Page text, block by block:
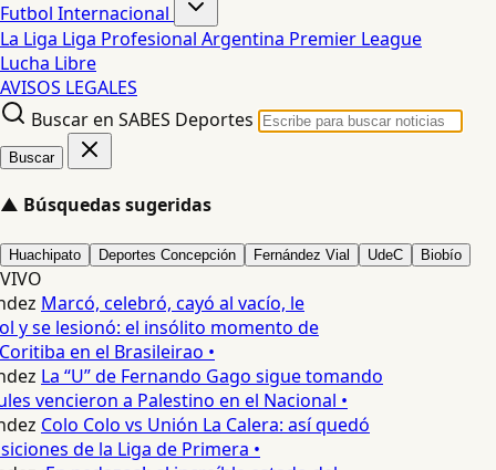
Futbol Internacional
La Liga Liga Profesional Argentina Premier League
Lucha Libre
AVISOS LEGALES
Buscar en SABES Deportes
Buscar
▲ Búsquedas sugeridas
Huachipato Deportes Concepción Fernández Vial UdeC Biobío
VIVO
Marcó, celebró, cayó al vacío, le
y se lesionó: el insólito momento de
en el Brasileirao •
La “U” de Fernando Gago sigue tomando
vencieron a Palestino en el Nacional •
Colo Colo vs Unión La Calera: así quedó
de la Liga de Primera •